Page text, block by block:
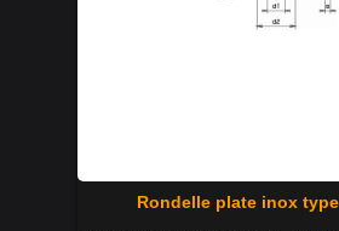
Rondelle plate inox